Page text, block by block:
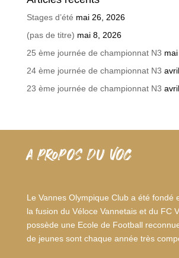
Stages d’été mai 26, 2026
(pas de titre) mai 8, 2026
25 ème journée de championnat N3
24 ème journée de championnat N3
23 ème journée de championnat N3
A PROPOS DU VOC
Le Vannes Olympique Club a été fondé
la fusion du Véloce Vannetais et du FC
possède une Ecole de Football
de jeunes sont chaque année très